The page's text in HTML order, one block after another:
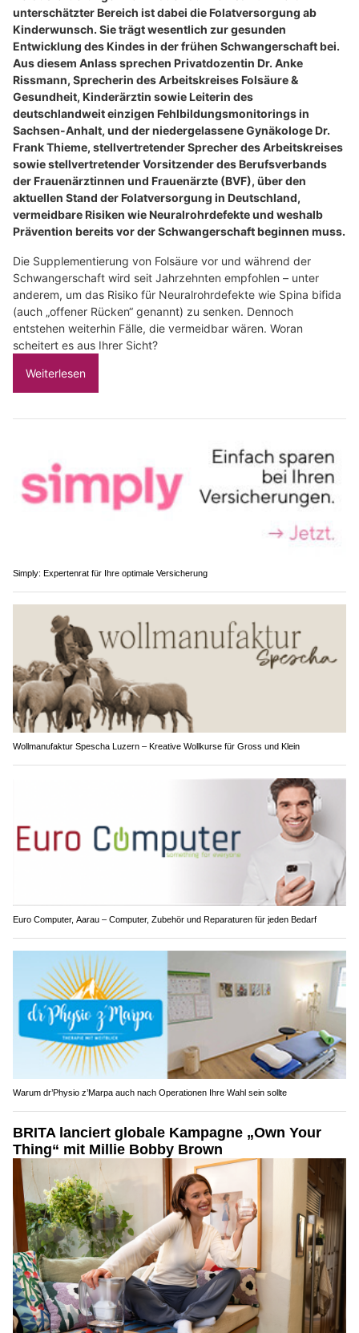
unterschätzter Bereich ist dabei die Folatversorgung ab
Kinderwunsch. Sie trägt wesentlich zur gesunden
Entwicklung des Kindes in der frühen Schwangerschaft bei.
Aus diesem Anlass sprechen Privatdozentin Dr. Anke
Rissmann, Sprecherin des Arbeitskreises Folsäure &
Gesundheit, Kinderärztin sowie Leiterin des
deutschlandweit einzigen Fehlbildungsmonitorings in
Sachsen-Anhalt, und der niedergelassene Gynäkologe Dr.
Frank Thieme, stellvertretender Sprecher des Arbeitskreises
sowie stellvertretender Vorsitzender des Berufsverbands
der Frauenärztinnen und Frauenärzte (BVF), über den
aktuellen Stand der Folatversorgung in Deutschland,
vermeidbare Risiken wie Neuralrohrdefekte und weshalb
Prävention bereits vor der Schwangerschaft beginnen muss.
Die Supplementierung von Folsäure vor und während der
Schwangerschaft wird seit Jahrzehnten empfohlen – unter
anderem, um das Risiko für Neuralrohrdefekte wie Spina bifida
(auch „offener Rücken“ genannt) zu senken. Dennoch
entstehen weiterhin Fälle, die vermeidbar wären. Woran
scheitert es aus Ihrer Sicht?
Weiterlesen
Simply: Expertenrat für Ihre optimale Versicherung
Wollmanufaktur Spescha Luzern – Kreative Wollkurse für Gross und Klein
Euro Computer, Aarau – Computer, Zubehör und Reparaturen für jeden Bedarf
Warum dr’Physio z’Marpa auch nach Operationen Ihre Wahl sein sollte
BRITA lanciert globale Kampagne „Own Your
Thing“ mit Millie Bobby Brown